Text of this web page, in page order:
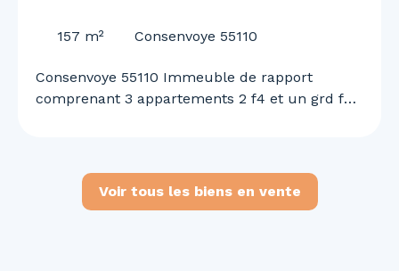
157 m² Consenvoye 55110
Consenvoye 55110 Immeuble de rapport
comprenant 3 appartements 2 f4 et un grd f2
Voir tous les biens en vente